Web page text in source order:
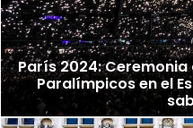
París 2024:
Paralímpicos en el